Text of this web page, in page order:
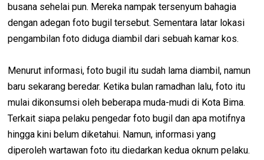
busana sehelai pun. Mereka nampak tersenyum bahagia
dengan adegan foto bugil tersebut. Sementara latar lokasi
pengambilan foto diduga diambil dari sebuah kamar kos.
Menurut informasi, foto bugil itu sudah lama diambil, namun
baru sekarang beredar. Ketika bulan ramadhan lalu, foto itu
mulai dikonsumsi oleh beberapa muda-mudi di Kota Bima.
Terkait siapa pelaku pengedar foto bugil dan apa motifnya
hingga kini belum diketahui. Namun, informasi yang
diperoleh wartawan foto itu diedarkan kedua oknum pelaku.